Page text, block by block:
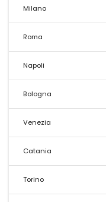
Milano
Roma
Napoli
Bologna
Venezia
Catania
Torino